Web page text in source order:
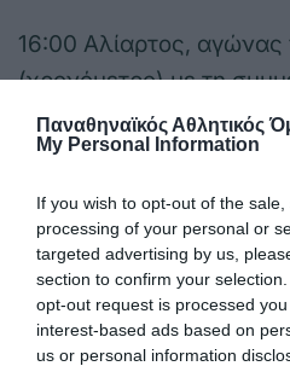
Παναθηναϊκός Αθλητικός
My Personal Information
If you wish to opt-out of the
processing of your personal or
targeted advertising by us,
section to confirm your
opt-out request is processed
interest-based ads based on
us or personal information
16:00 Αλίαρτος, αγώνας
(χρονόμετρο) με τη
Καφρίτσα, Πιπίνη
Α΄Εθνικής Κατηγορίας
ΠΑΟ
18: 00 Λίμνη Δόξα,
με τη συμμετοχή του